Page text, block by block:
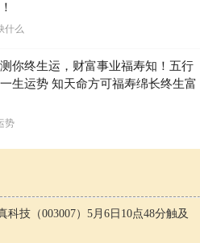
什么
你终生运，财富事业福寿知！五行
生运势 知天命方可福寿绵长终生富
势
科技（003007）5月6日10点48分触及